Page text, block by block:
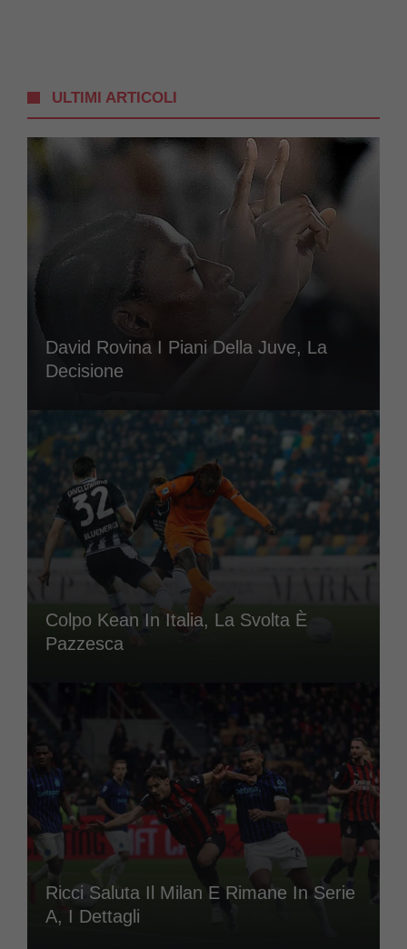
ULTIMI ARTICOLI
David Rovina I Piani Della Juve, La
Decisione
Colpo Kean In Italia, La Svolta È
Pazzesca
Ricci Saluta Il Milan E Rimane In Serie
A, I Dettagli